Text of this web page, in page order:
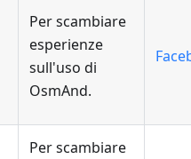
Per scambiare
esperienze
sull'uso di
OsmAnd.
Per scambiare